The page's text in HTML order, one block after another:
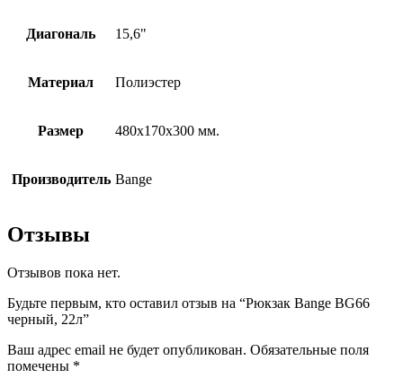
Диагональ 15,6"
Материал Полиэстер
Размер 480x170x300 мм.
Производитель Bange
Отзывы
Отзывов пока нет.
Будьте первым, кто оставил отзыв на “Рюкзак Bange BG66
черный, 22л”
Ваш адрес email не будет опубликован. Обязательные поля
помечены *